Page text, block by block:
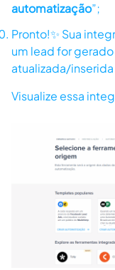
automatização”;
Pronto!✨ Sua
um lead for gerado
atualizada/
Visualize essa